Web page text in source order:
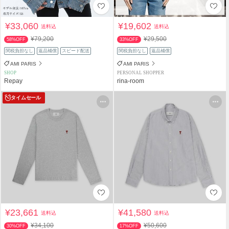
¥33,060送料込
58%OFF ¥79,200
関税負担なし 返品補償 スピード配送
AMI PARIS
SHOP
Repay
¥19,602送料込
33%OFF ¥29,500
関税負担なし 返品補償
AMI PARIS
PERSONAL SHOPPER
rina-room
タイムセール
¥23,661送料込
30%OFF ¥34,100
¥41,580送料込
17%OFF ¥50,600